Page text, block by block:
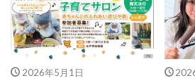
2026年5月1日